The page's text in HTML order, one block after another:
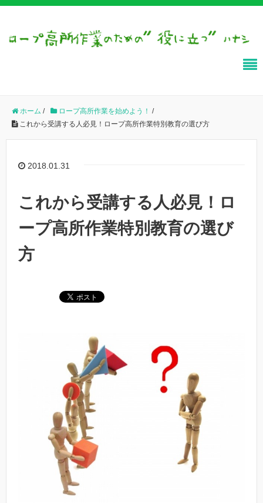
ホーム / ロープ高所作業を始めよう！ /
これから受講する人必見！ロープ高所作業特別教育の選び方
2018.01.31
これから受講する人必見！ロ
ープ高所作業特別教育の選び
方